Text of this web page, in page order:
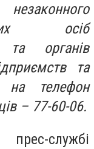
осіб
та органів
та
на телефон
– 77-60-06.
службі